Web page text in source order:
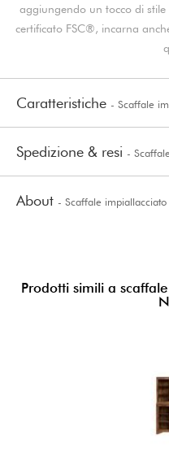
aggiungendo un tocco di
certificato FSC®, incarna
Caratteristiche - Scaffale
Spedizione & resi -
About - Scaffale
Prodotti simili a